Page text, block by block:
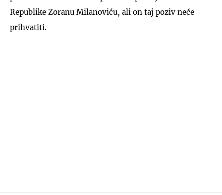
Republike Zoranu Milanoviću, ali on taj poziv neće
prihvatiti.